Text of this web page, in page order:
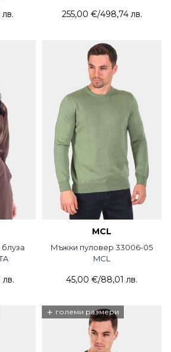
255,00 €/498,74 лв.
лв.
MCL
Мъжки пуловер 33006-05
MCL
45,00 €/88,01 лв.
+ големи размери